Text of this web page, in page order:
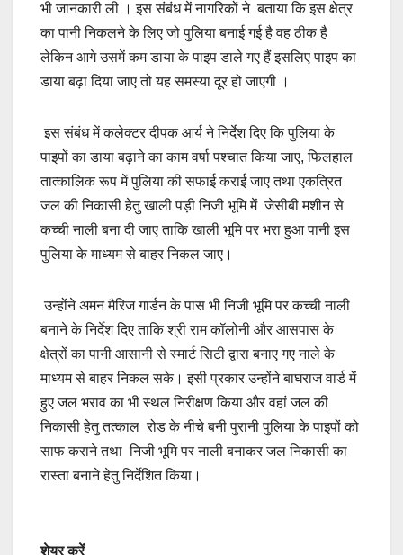
भी जानकारी ली । इस संबंध में नागरिकों ने बताया कि इस क्षेत्र
का पानी निकलने के लिए जो पुलिया बनाई गई है वह ठीक है
लेकिन आगे उसमें कम डाया के पाइप डाले गए हैं इसलिए पाइप का
डाया बढ़ा दिया जाए तो यह समस्या दूर हो जाएगी ।
इस संबंध में कलेक्टर दीपक आर्य ने निर्देश दिए कि पुलिया के
पाइपों का डाया बढ़ाने का काम वर्षा पश्चात किया जाए, फिलहाल
तात्कालिक रूप में पुलिया की सफाई कराई जाए तथा एकत्रित
जल की निकासी हेतु खाली पड़ी निजी भूमि में जेसीबी मशीन से
कच्ची नाली बना दी जाए ताकि खाली भूमि पर भरा हुआ पानी इस
पुलिया के माध्यम से बाहर निकल जाए।
उन्होंने अमन मैरिज गार्डन के पास भी निजी भूमि पर कच्ची नाली
बनाने के निर्देश दिए ताकि श्री राम कॉलोनी और आसपास के
क्षेत्रों का पानी आसानी से स्मार्ट सिटी द्वारा बनाए गए नाले के
माध्यम से बाहर निकल सके। इसी प्रकार उन्होंने बाघराज वार्ड में
हुए जल भराव का भी स्थल निरीक्षण किया और वहां जल की
निकासी हेतु तत्काल रोड के नीचे बनी पुरानी पुलिया के पाइपों को
साफ कराने तथा निजी भूमि पर नाली बनाकर जल निकासी का
रास्ता बनाने हेतु निर्देशित किया।
शेयर करें